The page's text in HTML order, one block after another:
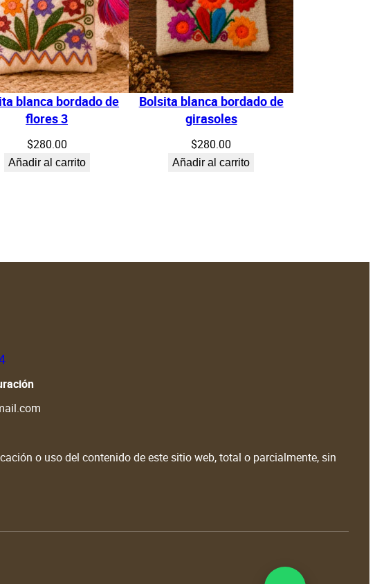
blanca bordado de
flores 3
$280.00
Añadir al carrito
Bolsita blanca bordado de
girasoles
$280.00
Añadir al carrito
o uso del contenido de este sitio web, total o parcialmente, sin